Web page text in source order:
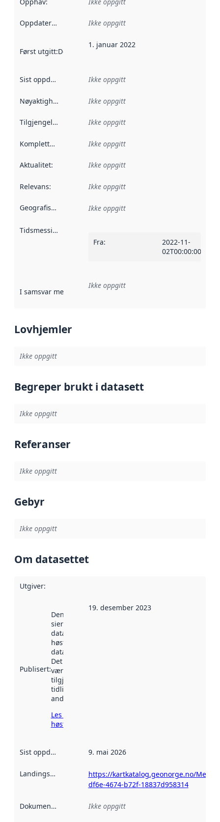
Oppdateringsfrekvens :
Ikke oppgitt
Først utgitt:Denne datoen sier når dataene i dette
1. januar 2022
Sist oppdatert Ikke oppgitt
Nøyaktighet Ikke oppgitt
Tilgjengelighet Ikke oppgitt
Kompletthet Ikke oppgitt
Aktualitet: Ikke oppgitt
Relevans: Ikke oppgitt
Geografisk avgrensning :
Ikke oppgitt
Tidsmessig avgrensning
Fra:
2022-11-
02T00:00:00Z
I samsvar med Referanse til en implementasjonsregel
Ikke oppgitt
Lovhjemler
Ikke oppgitt
Begreper brukt i datasett
Ikke oppgitt
Referanser
Ikke oppgitt
Gebyr
Ikke oppgitt
Om datasettet
Utgiver:
Publisert:
Denne datoen
sier når
datasettet ble
høstet av
data.norge.no.
Det kan ha
vært
tilgjengelig
tidligere
andre steder.
Les mer om
høsting her
19. desember 2023
Sist oppdatert 9. mai 2026
Landingsside
https://kartkatalog.geonorge.no/
df6e-4674-b72f-18837d958314
Dokumentasjon Ikke oppgitt